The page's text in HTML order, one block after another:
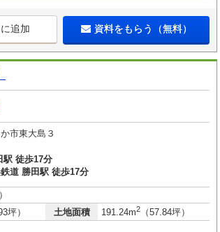
追加 資料をもらう（無料）
市東大島３
駅 徒歩17分
道 勝田駅 徒歩17分
坪） 土地面積 191.24m2
（57.84坪）